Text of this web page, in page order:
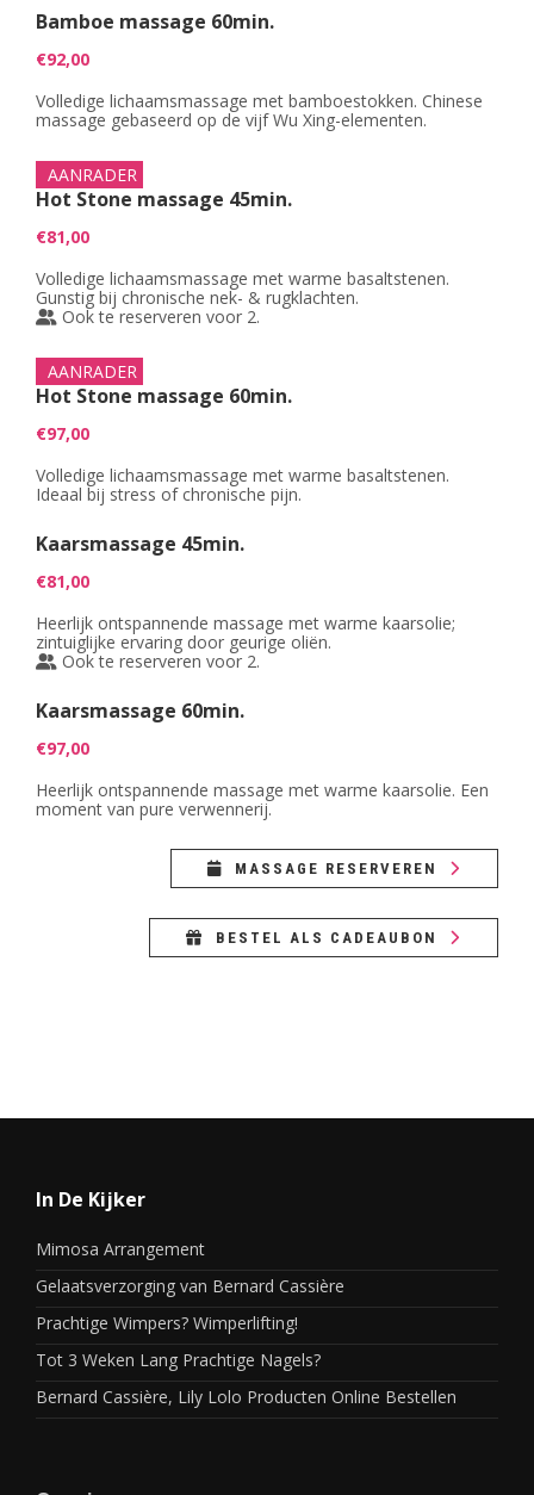
Bamboe massage 60min.
€92,00
Volledige lichaamsmassage met bamboestokken. Chinese
massage gebaseerd op de vijf Wu Xing-elementen.
AANRADER
Hot Stone massage 45min.
€81,00
Volledige lichaamsmassage met warme basaltstenen.
Gunstig bij chronische nek- & rugklachten.
Ook te reserveren voor 2.
AANRADER
Hot Stone massage 60min.
€97,00
Volledige lichaamsmassage met warme basaltstenen.
Ideaal bij stress of chronische pijn.
Kaarsmassage 45min.
€81,00
Heerlijk ontspannende massage met warme kaarsolie;
zintuiglijke ervaring door geurige oliën.
Ook te reserveren voor 2.
Kaarsmassage 60min.
€97,00
Heerlijk ontspannende massage met warme kaarsolie. Een
moment van pure verwennerij.
MASSAGE RESERVEREN
BESTEL ALS CADEAUBON
In De Kijker
Mimosa Arrangement
Gelaatsverzorging van Bernard Cassière
Prachtige Wimpers? Wimperlifting!
Tot 3 Weken Lang Prachtige Nagels?
Bernard Cassière, Lily Lolo Producten Online Bestellen